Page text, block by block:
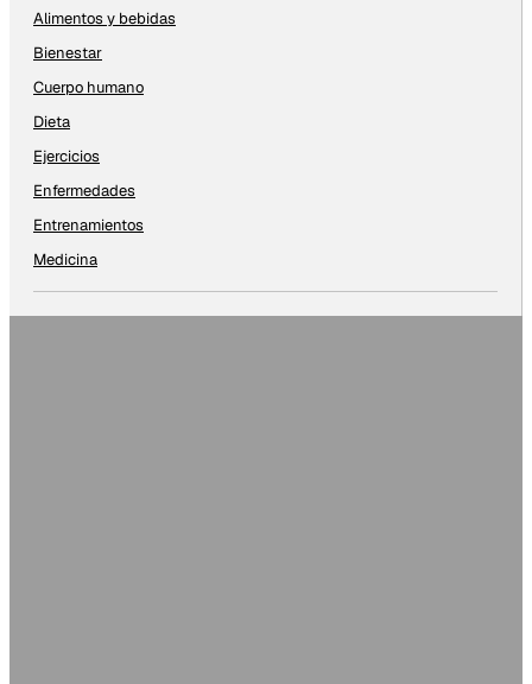
Alimentos y bebidas
Bienestar
Cuerpo humano
Dieta
Ejercicios
Enfermedades
Entrenamientos
Medicina